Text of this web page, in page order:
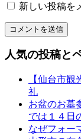
り
文
山
新しい投稿を
人気の投稿と
【仙台市
礼
お盆のお墓
では１４日
なぜフォー